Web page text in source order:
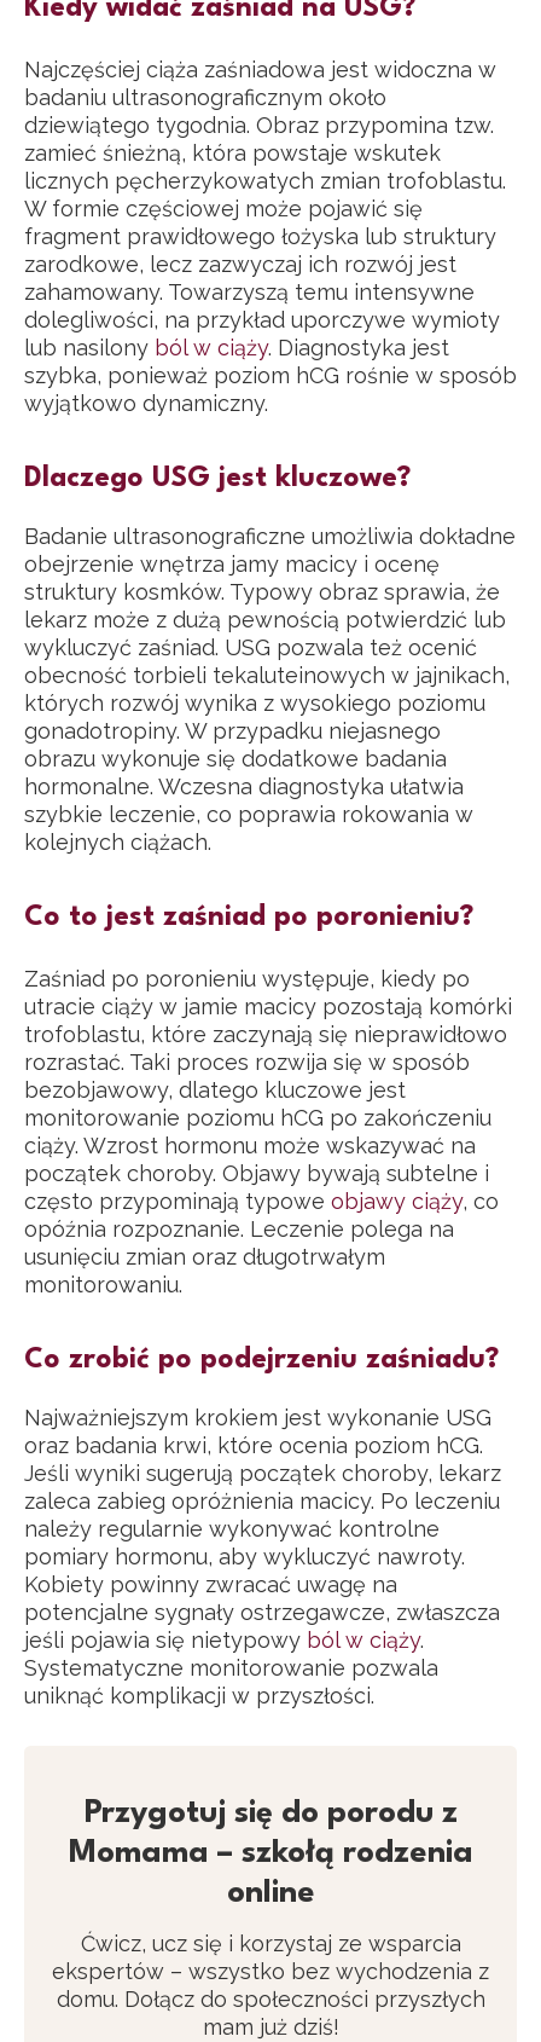
Kiedy widać zaśniad na USG?
Najczęściej ciąża zaśniadowa jest widoczna w
badaniu ultrasonograficznym około
dziewiątego tygodnia. Obraz przypomina tzw.
zamieć śnieżną, która powstaje wskutek
licznych pęcherzykowatych zmian trofoblastu.
W formie częściowej może pojawić się
fragment prawidłowego łożyska lub struktury
zarodkowe, lecz zazwyczaj ich rozwój jest
zahamowany. Towarzyszą temu intensywne
dolegliwości, na przykład uporczywe wymioty
lub nasilony ból w ciąży. Diagnostyka jest
szybka, ponieważ poziom hCG rośnie w sposób
wyjątkowo dynamiczny.
Dlaczego USG jest kluczowe?
Badanie ultrasonograficzne umożliwia dokładne
obejrzenie wnętrza jamy macicy i ocenę
struktury kosmków. Typowy obraz sprawia, że
lekarz może z dużą pewnością potwierdzić lub
wykluczyć zaśniad. USG pozwala też ocenić
obecność torbieli tekaluteinowych w jajnikach,
których rozwój wynika z wysokiego poziomu
gonadotropiny. W przypadku niejasnego
obrazu wykonuje się dodatkowe badania
hormonalne. Wczesna diagnostyka ułatwia
szybkie leczenie, co poprawia rokowania w
kolejnych ciążach.
Co to jest zaśniad po poronieniu?
Zaśniad po poronieniu występuje, kiedy po
utracie ciąży w jamie macicy pozostają komórki
trofoblastu, które zaczynają się nieprawidłowo
rozrastać. Taki proces rozwija się w sposób
bezobjawowy, dlatego kluczowe jest
monitorowanie poziomu hCG po zakończeniu
ciąży. Wzrost hormonu może wskazywać na
początek choroby. Objawy bywają subtelne i
często przypominają typowe objawy ciąży, co
opóźnia rozpoznanie. Leczenie polega na
usunięciu zmian oraz długotrwałym
monitorowaniu.
Co zrobić po podejrzeniu zaśniadu?
Najważniejszym krokiem jest wykonanie USG
oraz badania krwi, które ocenia poziom hCG.
Jeśli wyniki sugerują początek choroby, lekarz
zaleca zabieg opróżnienia macicy. Po leczeniu
należy regularnie wykonywać kontrolne
pomiary hormonu, aby wykluczyć nawroty.
Kobiety powinny zwracać uwagę na
potencjalne sygnały ostrzegawcze, zwłaszcza
jeśli pojawia się nietypowy ból w ciąży.
Systematyczne monitorowanie pozwala
uniknąć komplikacji w przyszłości.
Przygotuj się do porodu z
Momama – szkołą rodzenia
online
Ćwicz, ucz się i korzystaj ze wsparcia
ekspertów – wszystko bez wychodzenia z
domu. Dołącz do społeczności przyszłych
mam już dziś!